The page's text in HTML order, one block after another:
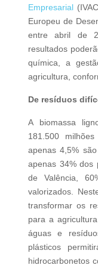
Empresarial
Europeu de
entre abril de
resultados
química, a
agricultura,
De resíduos
A biomassa
181.500
apenas 4,5%
apenas 34% dos
de Valência,
valorizados.
transformar os
para a
águas e
plásticos
hidrocarbonetos